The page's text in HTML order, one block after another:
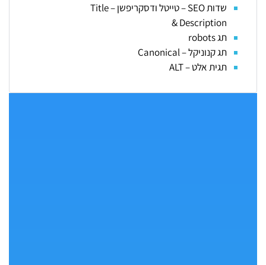
שדות SEO – טייטל ודסקריפשן – Title
& Description
תג robots
תג קנוניקל – Canonical
תגית אלט – ALT